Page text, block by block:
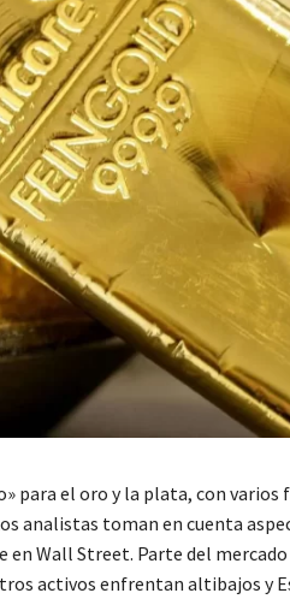
para el oro y la plata, con varios
analistas toman en cuenta
Wall Street. Parte del
activos enfrentan altibajos y